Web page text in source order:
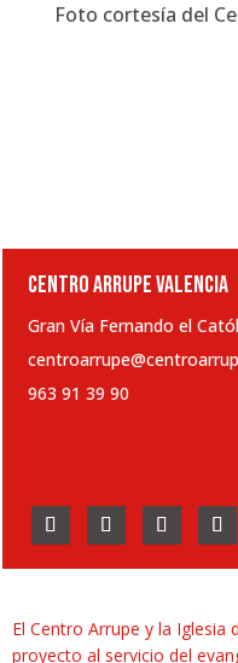
Foto cortesía del
CENTRO ARRUPE VALENCIA
Gran Vía Fernando el
963 91 39 90
El Centro Arrupe y la Iglesia
proyecto al servicio del